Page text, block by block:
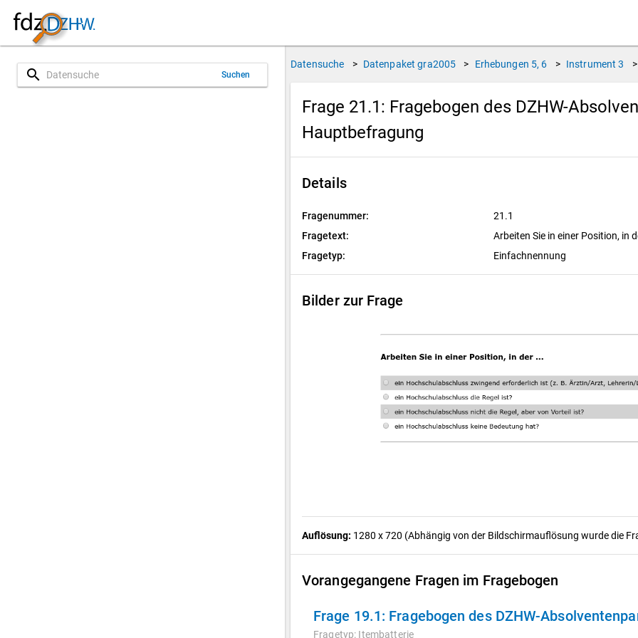
search Suchen
Datensuche > Datenpaket gra2005 > Erhebungen 5, 6 > Instrument 3 >
Frage 21.1: Fragebogen des DZHW-
Hauptbefragung
Details
Fragenummer:
21.1
Fragetext:
Arbeiten Sie in einer Position, in
Fragetyp:
Einfachnennung
Bilder zur Frage
Auflösung: 1280 x 720 (Abhängig von der Bildschirmauflösung wurde die
Vorangegangene Fragen im Fragebogen
Frage 19.1: Fragebogen des DZHW-
Fragetyp: Itembatterie